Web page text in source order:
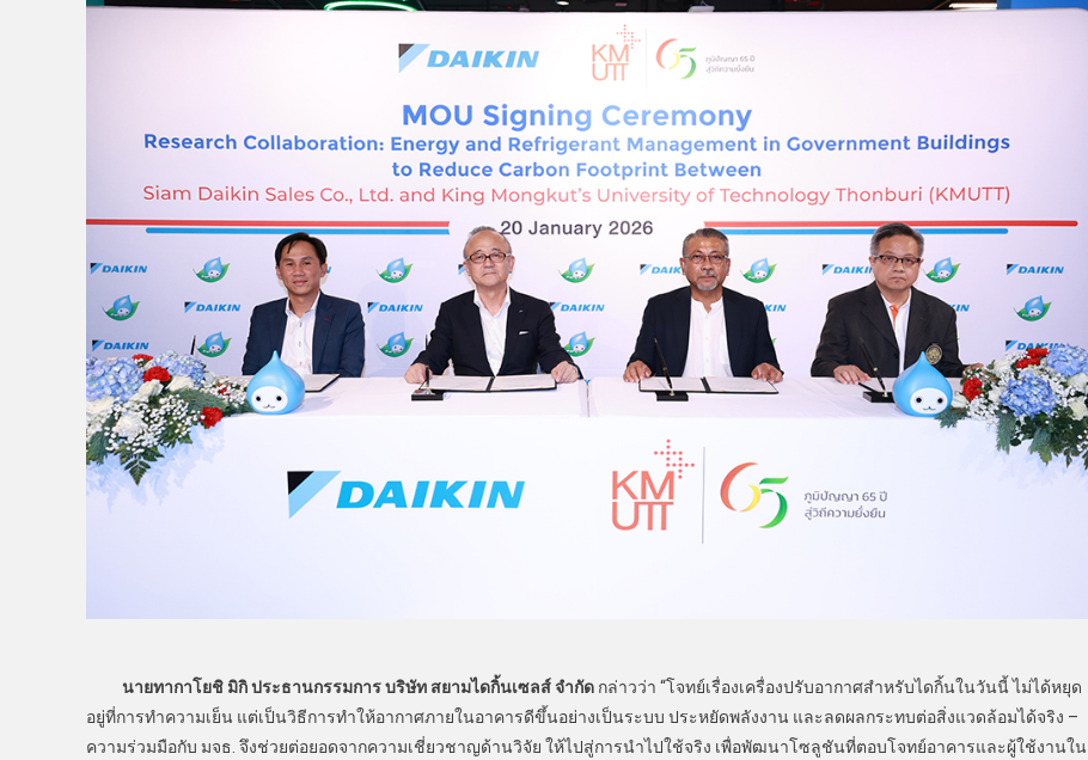
นายทากาโยชิ มิกิ ประธานกรรมการ บริษัท สยามไดกิ้นเซลส์ จำกัด กล่าวว่า “โจทย์เรื่องเครื่องปรับอากาศสำหรับไดกิ้นในวันนี้ ไม่ได้หยุด
อยู่ที่การทำความเย็น แต่เป็นวิธีการทำให้อากาศภายในอาคารดีขึ้นอย่างเป็นระบบ ประหยัดพลังงาน และลดผลกระทบต่อสิ่งแวดล้อมได้จริง –
ความร่วมมือกับ มจธ. จึงช่วยต่อยอดจากความเชี่ยวชาญด้านวิจัย ให้ไปสู่การนำไปใช้จริง เพื่อพัฒนาโซลูชันที่ตอบโจทย์อาคารและผู้ใช้งานใน